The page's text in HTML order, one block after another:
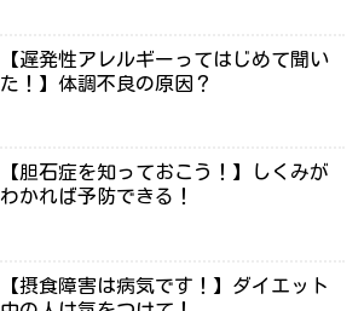
【遅発性アレルギーってはじめて聞い
た！】体調不良の原因？
【胆石症を知っておこう！】しくみが
わかれば予防できる！
【摂食障害は病気です！】ダイエット